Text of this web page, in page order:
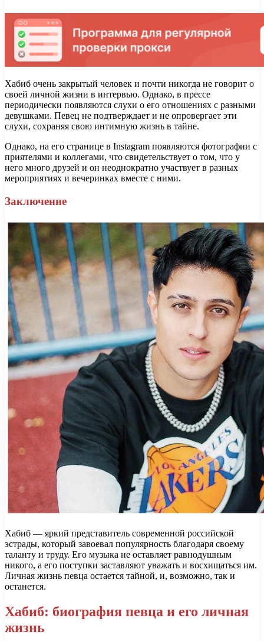
Хабиб очень закрытый человек и почти никогда не говорит о
своей личной жизни в интервью. Однако, в прессе
периодически появляются слухи о его отношениях с разными
девушками. Певец не подтверждает и не опровергает эти
слухи, сохраняя свою интимную жизнь в тайне.
Однако, на его странице в Instagram появляются фотографии с
приятелями и коллегами, что свидетельствует о том, что у
него много друзей и он неоднократно участвует в разных
мероприятиях и вечеринках вместе с ними.
Заключение
Хабиб — яркий представитель современной российской
эстрады, который завоевал популярность благодаря своему
таланту и труду. Его музыка не оставляет равнодушным
никого, а его поступки заставляют уважать и восхищаться им.
Личная жизнь певца остается тайной, и, возможно, так и
останется.
Хабиб: биография певца и его личная
жизнь